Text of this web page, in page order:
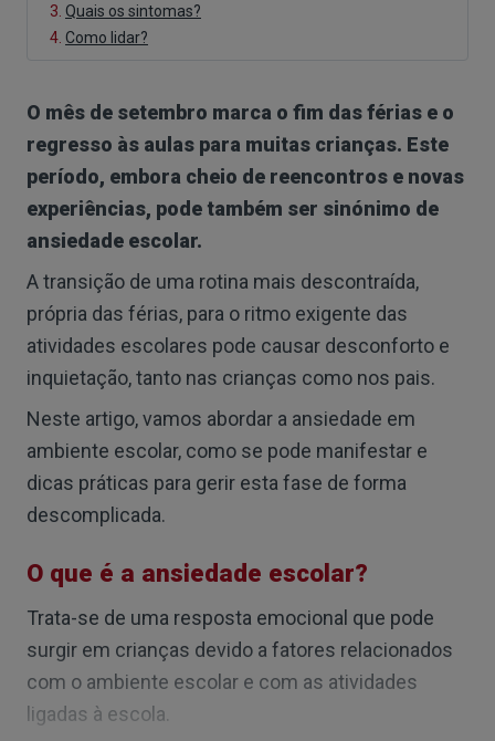
3. Quais os sintomas?
4. Como lidar?
O mês de setembro marca o fim das férias e o
regresso às aulas para muitas crianças. Este
período, embora cheio de reencontros e novas
experiências, pode também ser sinónimo de
ansiedade escolar.
A transição de uma rotina mais descontraída,
própria das férias, para o ritmo exigente das
atividades escolares pode causar desconforto e
inquietação, tanto nas crianças como nos pais.
Neste artigo, vamos abordar a ansiedade em
ambiente escolar, como se pode manifestar e
dicas práticas para gerir esta fase de forma
descomplicada.
O que é a ansiedade escolar?
Trata-se de uma resposta emocional que pode
surgir em crianças devido a fatores relacionados
com o ambiente escolar e com as atividades
ligadas à escola.